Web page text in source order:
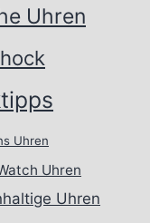
Uhren
Uhren
Uhren
Uhren